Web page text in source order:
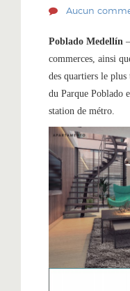
Aucun
Poblado Medellín
commerces, ainsi
des quartiers le
du Parque Poblado
station de métro